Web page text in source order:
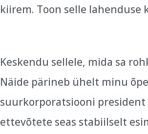
kiirem. Toon selle lahenduse
Keskendu sellele, mida sa
Näide pärineb ühelt minu
suurkorporatsiooni
ettevõtete seas stabiilselt